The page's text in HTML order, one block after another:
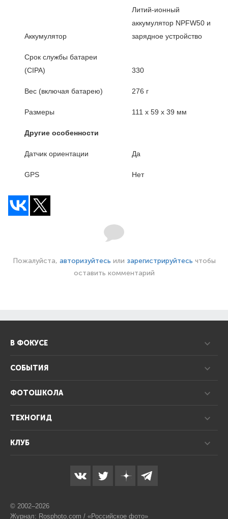
Аккумулятор
Литий-ионный
аккумулятор NPFW50 и
зарядное устройство
Срок службы батареи
(CIPA)
330
Вес (включая батарею) 276 г
Размеры 111 х 59 х 39 мм
Другие особенности
Датчик ориентации Да
GPS Нет
Пожалуйста, авторизуйтесь или зарегистрируйтесь чтобы
оставить комментарий
В ФОКУСЕ
СОБЫТИЯ
ФОТОШКОЛА
ТЕХНОГИД
КЛУБ
© 2002–2026
Журнал: Rosphoto.com / «Российское фото»